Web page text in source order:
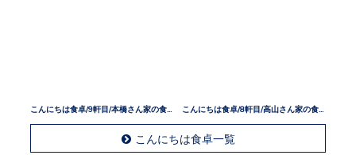
こんにちは食卓一覧